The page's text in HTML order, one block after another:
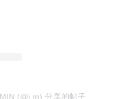
(@j.m) 分享的帖子